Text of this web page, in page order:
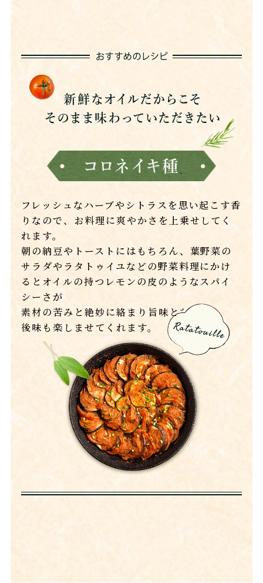
フレッシュなハーブやシトラスを思い起こす香
りなので、お料理に爽やかさを上乗せしてく
れます。
朝の納豆やトーストにはもちろん、葉野菜の
サラダやラタトゥイユなどの野菜料理にかけ
るとオイルの持つレモンの皮のようなスパイ
シーさが
素材の苦みと絶妙に絡まり旨味となって
後味も楽しませてくれます。